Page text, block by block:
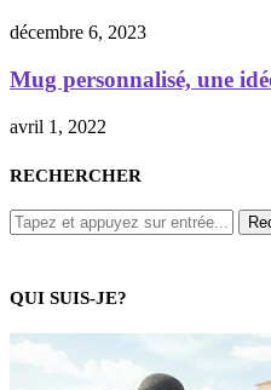
décembre 6, 2023
Mug personnalisé, une
avril 1, 2022
RECHERCHER
QUI SUIS-JE?